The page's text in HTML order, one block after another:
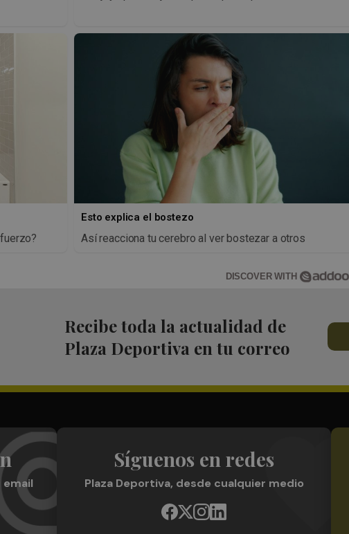
Esto explica el bostezo
Así reacciona tu cerebro al ver bostezar a otros
DISCOVER WITH
Recibe toda la actualidad de
Plaza Deportiva en tu correo
email
Síguenos en redes
Plaza Deportiva, desde cualquier medio